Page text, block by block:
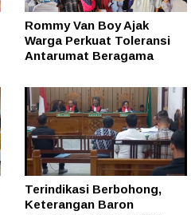
Rommy Van Boy Ajak
Warga Perkuat Toleransi
Antarumat Beragama
Terindikasi Berbohong,
Keterangan Baron